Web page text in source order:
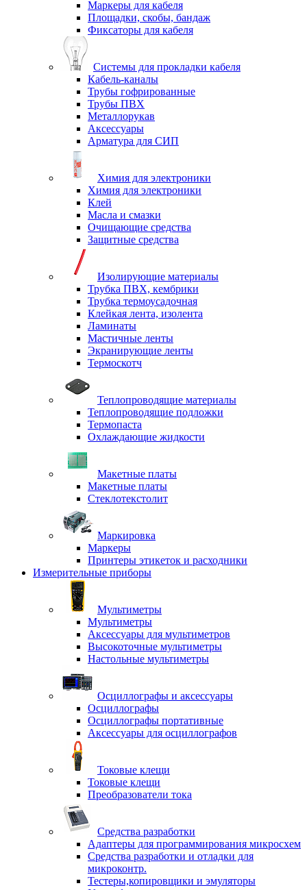
Маркеры для кабеля
Площадки, скобы, бандаж
Фиксаторы для кабеля
Системы для прокладки кабеля
Кабель-каналы
Трубы гофрированные
Трубы ПВХ
Металлорукав
Аксессуары
Арматура для СИП
Химия для электроники
Химия для электроники
Клей
Масла и смазки
Очищающие средства
Защитные средства
Изолирующие материалы
Трубка ПВХ, кембрики
Трубка термоусадочная
Клейкая лента, изолента
Ламинаты
Мастичные ленты
Экранирующие ленты
Термоскотч
Теплопроводящие материалы
Теплопроводящие подложки
Термопаста
Охлаждающие жидкости
Макетные платы
Макетные платы
Стеклотекстолит
Маркировка
Маркеры
Принтеры этикеток и расходники
Измерительные приборы
Мультиметры
Мультиметры
Аксессуары для мультиметров
Высокоточные мультиметры
Настольные мультиметры
Осциллографы и аксессуары
Осциллографы
Осциллографы портативные
Аксессуары для осциллографов
Токовые клещи
Токовые клещи
Преобразователи тока
Средства разработки
Адаптеры для программирования микросхем
Средства разработки и отладки для
микроконтр.
Тестеры,копировщики и эмуляторы